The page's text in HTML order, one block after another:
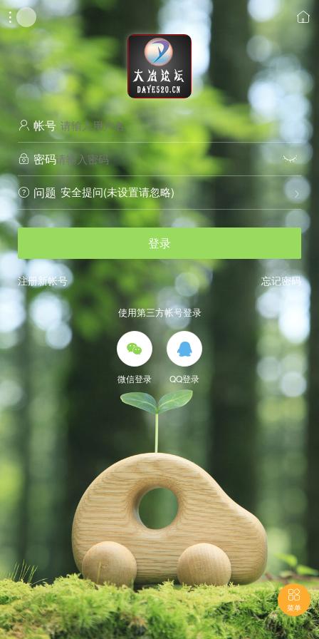
 
 帐号
 密码 
 问题 
安全提问(未设置请忽略)
登录
忘记密码
注册新帐号
使用第三方帐号登录

微信登录

QQ登录

菜单